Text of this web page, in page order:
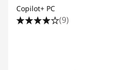
Copilot+ PC
(9)